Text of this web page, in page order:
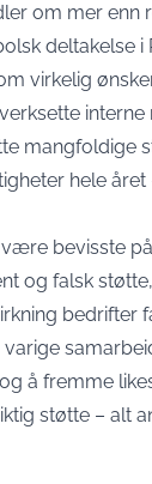
om mer enn
deltakelse i
virkelig
mangfoldige
hele
bevisste
og falsk
bedrifter
å fremme
støtte – alt